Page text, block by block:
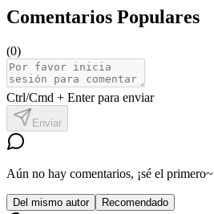
Comentarios Populares
(0)
Ctrl/Cmd + Enter para enviar
Enviar
Aún no hay comentarios, ¡sé el primero~
Del mismo autor Recomendado